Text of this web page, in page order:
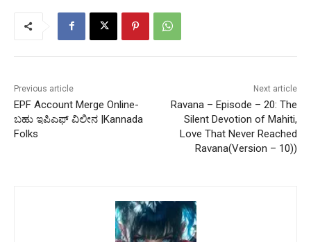
Previous article
EPF Account Merge Online-
ಬಹು ಇಪಿಎಫ್ ವಿಲೀನ |Kannada
Folks
Next article
Ravana – Episode – 20: The
Silent Devotion of Mahiti,
Love That Never Reached
Ravana(Version – 10))